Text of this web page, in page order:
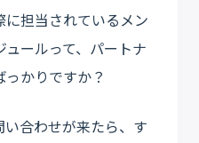
に担当されているメン
ールって、パートナ
かりですか？
い合わせが来たら、す